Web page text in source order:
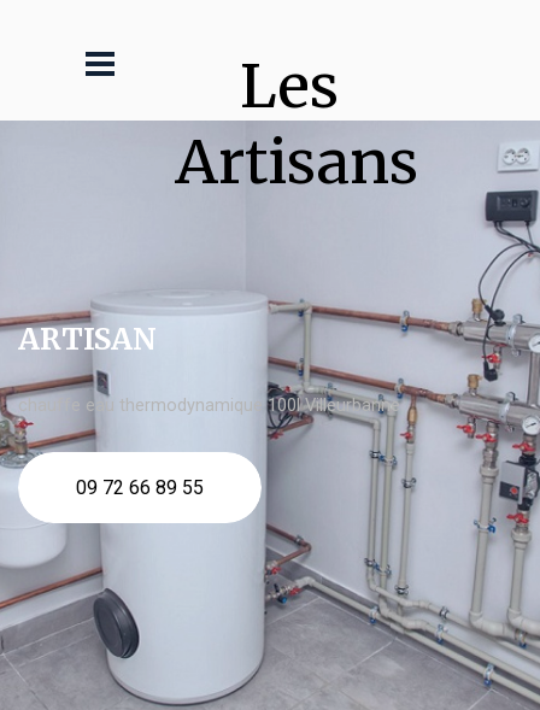
Les
Artisans
ARTISAN
chauffe eau thermodynamique 100l Villeurbanne
09 72 66 89 55